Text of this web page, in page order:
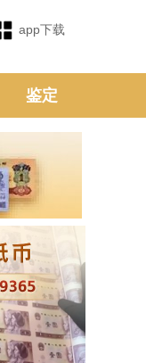
app下载
鉴定